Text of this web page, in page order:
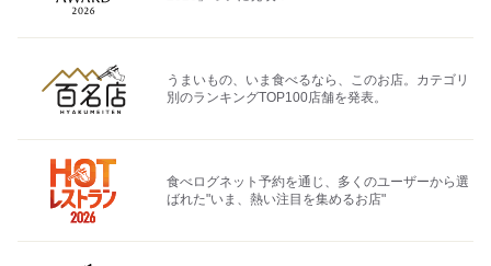
うまいもの、いま食べるなら、このお店。カテゴリ
別のランキングTOP100店舗を発表。
食べログネット予約を通じ、多くのユーザーから選
ばれた"いま、熱い注目を集めるお店"